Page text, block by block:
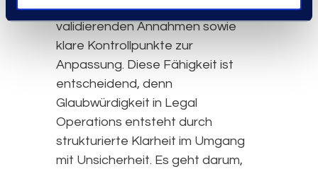
Automatisierung, die zu
validierenden Annahmen sowie
klare Kontrollpunkte zur
Anpassung. Diese Fähigkeit ist
entscheidend, denn
Glaubwürdigkeit in Legal
Operations entsteht durch
strukturierte Klarheit im Umgang
mit Unsicherheit. Es geht darum,